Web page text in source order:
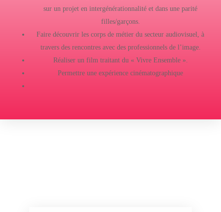
sur un projet en intergénérationnalité et dans une parité
filles/garçons.
Faire découvrir les corps de métier du secteur audiovisuel, à
travers des rencontres avec des professionnels de l’image.
Réaliser un film traitant du « Vivre Ensemble ».
Permettre une expérience cinématographique